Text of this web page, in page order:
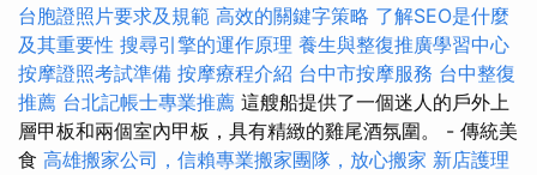
台胞證照片要求及規範 高效的關鍵字策略 了解SEO是什麼
及其重要性 搜尋引擎的運作原理 養生與整復推廣學習中心
按摩證照考試準備 按摩療程介紹 台中市按摩服務 台中整復
推薦 台北記帳士專業推薦 這艘船提供了一個迷人的戶外上
層甲板和兩個室內甲板，具有精緻的雞尾酒氛圍。 - 傳統美
食 高雄搬家公司，信賴專業搬家團隊，放心搬家 新店護理